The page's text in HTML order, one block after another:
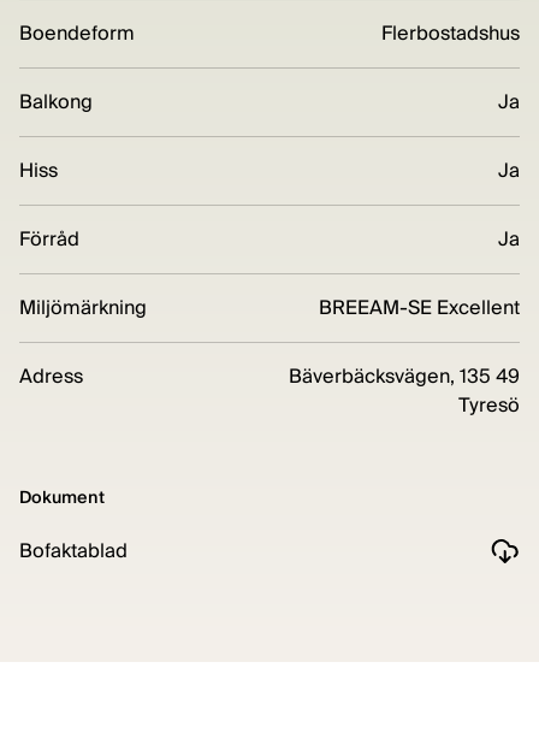
Boendeform Flerbostadshus
Balkong Ja
Hiss Ja
Förråd Ja
Miljömärkning BREEAM-SE Excellent
Adress
Bäverbäcksvägen, 135 49
Tyresö
Dokument
Bofaktablad